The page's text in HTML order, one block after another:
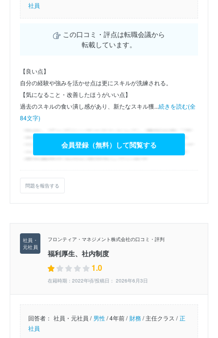
社員
この口コミ・評点は転職会議から
転載しています。
【良い点】
自分の経験や強みを活かせ点は更にスキルが洗練される。
【気になること・改善したほうがいい点】
過去のスキルの食い潰し感があり、新たなスキル獲...続きを読む(全
84文字)
会員登録（無料）して閲覧する
問題を報告する
フロンティア・マネジメント株式会社の口コミ・評判
福利厚生、社内制度
1.0
在籍時期：2022年頃/投稿日： 2026年6月3日
回答者： 社員・元社員 / 男性/4年前 / 財務/主任クラス / 正
社員